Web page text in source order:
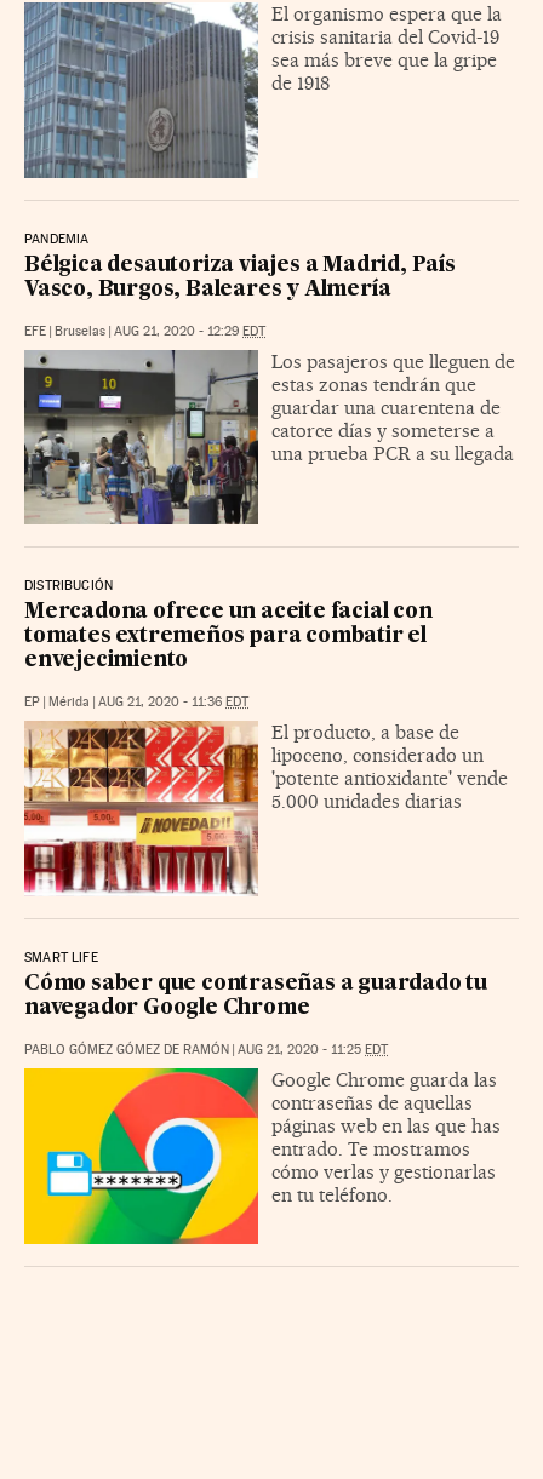
El organismo espera que la
crisis sanitaria del Covid-19
sea más breve que la gripe
de 1918
PANDEMIA
Bélgica desautoriza viajes a Madrid, País
Vasco, Burgos, Baleares y Almería
EFE | Bruselas | AUG 21, 2020 - 12:29 EDT
Los pasajeros que lleguen de
estas zonas tendrán que
guardar una cuarentena de
catorce días y someterse a
una prueba PCR a su llegada
DISTRIBUCIÓN
Mercadona ofrece un aceite facial con
tomates extremeños para combatir el
envejecimiento
EP Mérida AUG 21, 2020 - 11:36 EDT
El producto, a base de
lipoceno, considerado un
'potente antioxidante' vende
5.000 unidades diarias
SMART LIFE
Cómo saber que contraseñas a guardado tu
navegador Google Chrome
PABLO GÓMEZ GÓMEZ DE RAMÓN AUG 21, 2020 - 11:25 EDT
Google Chrome guarda las
contraseñas de aquellas
páginas web en las que has
entrado. Te mostramos
cómo verlas y gestionarlas
en tu teléfono.